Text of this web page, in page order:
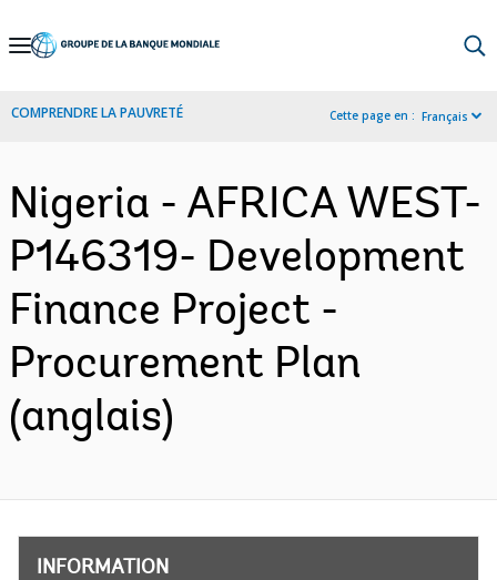
Skip
Navigation
COMPRENDRE LA PAUVRETÉ Cette page en : Français
Nigeria - AFRICA WEST-
P146319- Development
Finance Project -
Procurement Plan
(anglais)
INFORMATION